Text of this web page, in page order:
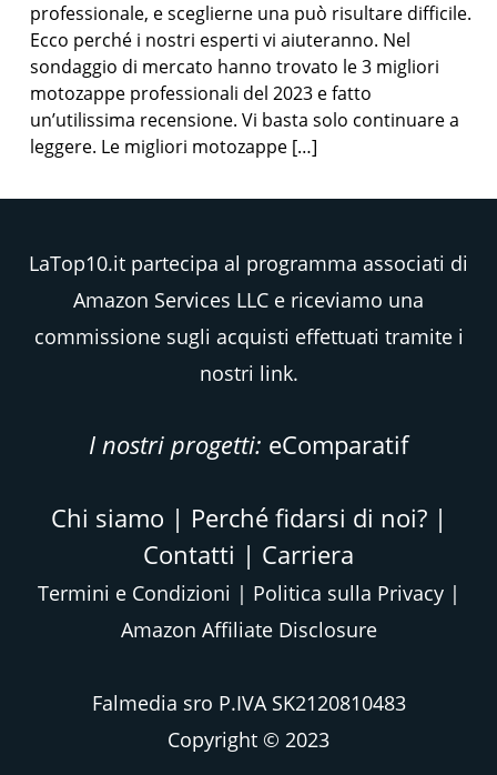
professionale, e sceglierne una può risultare difficile.
Ecco perché i nostri esperti vi aiuteranno. Nel
sondaggio di mercato hanno trovato le 3 migliori
motozappe professionali del 2023 e fatto
un’utilissima recensione. Vi basta solo continuare a
leggere. Le migliori motozappe […]
LaTop10.it partecipa al programma associati di
Amazon Services LLC e riceviamo una
commissione sugli acquisti effettuati tramite i
nostri link.
I nostri progetti: eComparatif
Chi siamo | Perché fidarsi di noi?|
Contatti | Carriera
Termini e Condizioni | Politica sulla Privacy|
Amazon Affiliate Disclosure
Falmedia sro P.IVA SK2120810483
Copyright © 2023